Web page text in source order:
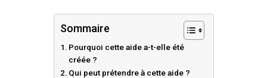
Sommaire
Pourquoi cette aide a-t-elle été
créée ?
Qui peut prétendre à cette aide ?